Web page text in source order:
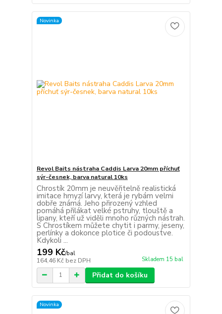
Novinka
Revol Baits nástraha Caddis Larva 20mm příchuť
sýr-česnek, barva natural 10ks
Chrostík 20mm je neuvěřitelně realistická
imitace hmyzí larvy, která je rybám velmi
dobře známá. Jeho přirozený vzhled
pomáhá přilákat velké pstruhy, tlouště a
lipany, kteří už viděli mnoho různých nástrah.
S Chrostíkem můžete chytit i parmy, jeseny,
perlínky a dokonce plotice či podoustve.
Kdykoli ...
199 Kč/bal
164,46 Kč bez DPH Skladem 15 bal
Přidat do košíku
Novinka